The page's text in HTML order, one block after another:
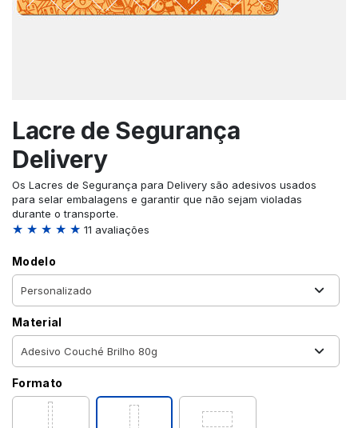
Lacre de Segurança
Delivery
Os Lacres de Segurança para Delivery são adesivos usados
para selar embalagens e garantir que não sejam violadas
durante o transporte.
★ ★ ★ ★ ★ 11 avaliações
Modelo
Material
Formato